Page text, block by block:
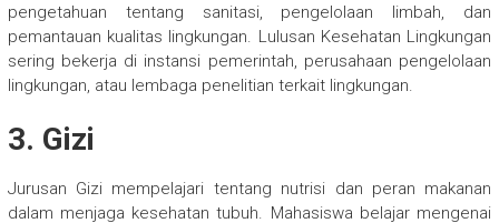
pengetahuan tentang sanitasi, pengelolaan limbah, dan
pemantauan kualitas lingkungan. Lulusan Kesehatan Lingkungan
sering bekerja di instansi pemerintah, perusahaan pengelolaan
lingkungan, atau lembaga penelitian terkait lingkungan.
3. Gizi
Jurusan Gizi mempelajari tentang nutrisi dan peran makanan
dalam menjaga kesehatan tubuh. Mahasiswa belajar mengenai